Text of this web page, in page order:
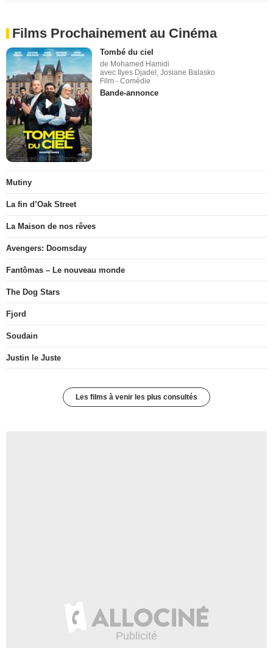
Films Prochainement au Cinéma
Tombé du ciel
de Mohamed Hamidi
avec Ilyes Djadel, Josiane Balasko
Film - Comédie
Bande-annonce
Mutiny
La fin d’Oak Street
La Maison de nos rêves
Avengers: Doomsday
Fantômas – Le nouveau monde
The Dog Stars
Fjord
Soudain
Justin le Juste
Les films à venir les plus consultés